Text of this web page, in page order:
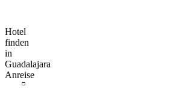
Hotel
finden
in
Guadalajara
Anreise